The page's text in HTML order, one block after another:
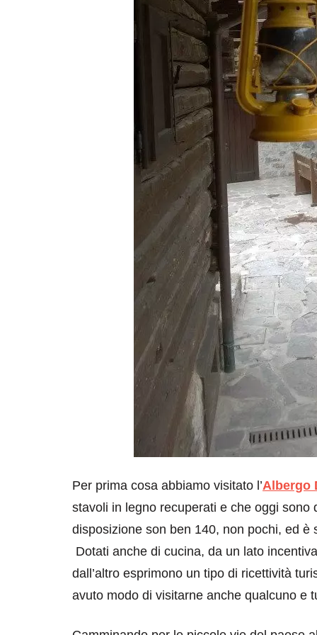
Per prima cosa abbiamo visitato l’Albergo
stavoli in legno recuperati e che oggi
disposizione son ben 140, non pochi, ed è
Dotati anche di cucina, da un lato
dall’altro esprimono un tipo di ricettività
avuto modo di visitarne anche qualcuno e